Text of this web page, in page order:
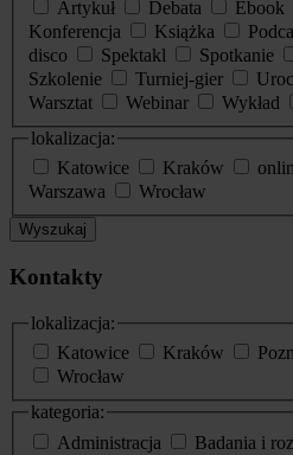
Artykuł
Debata Ebook
Konferencja
Książka
disco
Spektakl Spotkanie
Szkolenie
Turniej-gier
Warsztat
Webinar Wykład
lokalizacja:
Katowice
Kraków
Warszawa
Wrocław
Wyszukaj
Kontakty
lokalizacja:
Katowice
Kraków
Wrocław
kategoria:
Administracja
Badania i